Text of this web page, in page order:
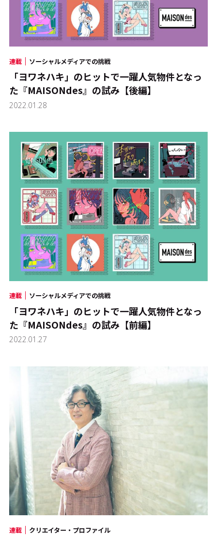
連載 ソーシャルメディアでの挑戦
「ヨワネハキ」のヒットで一躍人気物件となっ
た『MAISONdes』の試み【後編】
2022.01.28
連載 ソーシャルメディアでの挑戦
「ヨワネハキ」のヒットで一躍人気物件となっ
た『MAISONdes』の試み【前編】
2022.01.27
連載 クリエイター・プロファイル